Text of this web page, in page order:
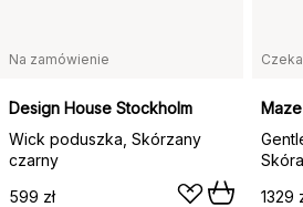
Na zamówienie
Design House Stockholm
Wick poduszka, Skórzany
czarny
599 zł
Maze
1329